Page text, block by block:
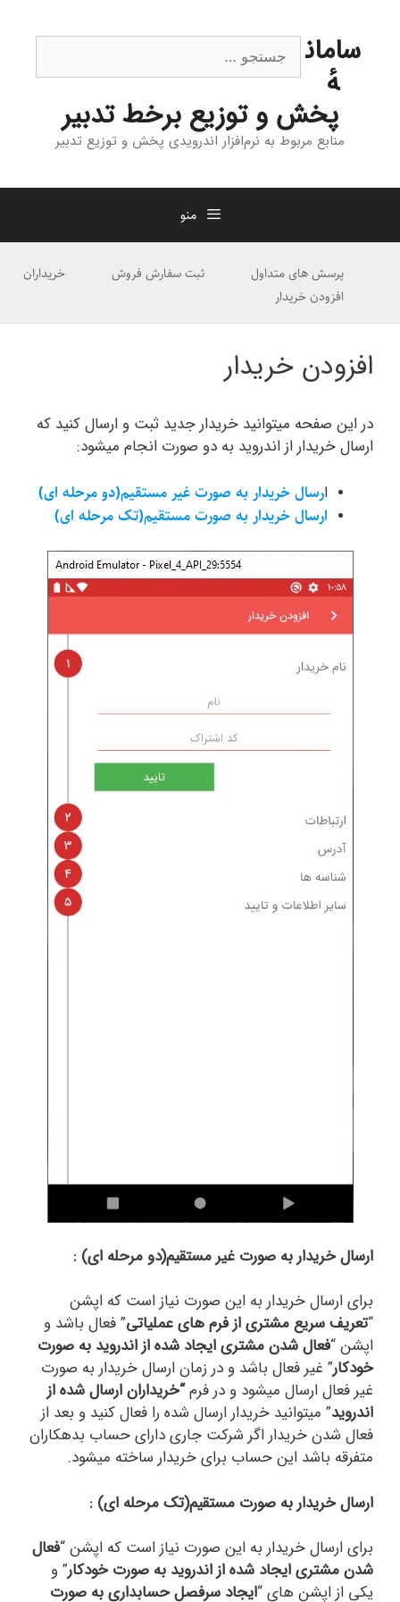
سامان
هٔ
پخش و توزیع برخط تدبیر
منابع مربوط به نرم‌افزار اندرویدی پخش و توزیع تدبیر
منو
پرسش های متداول ثبت سفارش فروش
خریداران
افزودن خریدار
افزودن خریدار
در این صفحه میتوانید خریدار جدید ثبت و ارسال کنید که
ارسال خریدار از اندروید به دو صورت انجام میشود:
ارسال خریدار به صورت غیر مستقیم(دو مرحله ای)
ارسال خریدار به صورت مستقیم(تک مرحله ای)
ارسال خریدار به صورت غیر مستقیم(دو مرحله ای) :
برای ارسال خریدار به این صورت نیاز است که اپشن
“تعریف سریع مشتری از فرم های عملیاتی” فعال باشد و
اپشن “فعال شدن مشتری ایجاد شده از اندروید به صورت
خودکار” غیر فعال باشد و در زمان ارسال خریدار به صورت
غیر فعال ارسال میشود و در فرم “خریداران ارسال شده از
اندروید” میتوانید خریدار ارسال شده را فعال کنید و بعد از
فعال شدن خریدار اگر شرکت جاری دارای حساب بدهکاران
متفرقه باشد این حساب برای خریدار ساخته میشود.
ارسال خریدار به صورت مستقیم(تک مرحله ای) :
برای ارسال خریدار به این صورت نیاز است که اپشن “فعال
شدن مشتری ایجاد شده از اندروید به صورت خودکار” و
یکی از اپشن های “ایجاد سرفصل حسابداری به صورت